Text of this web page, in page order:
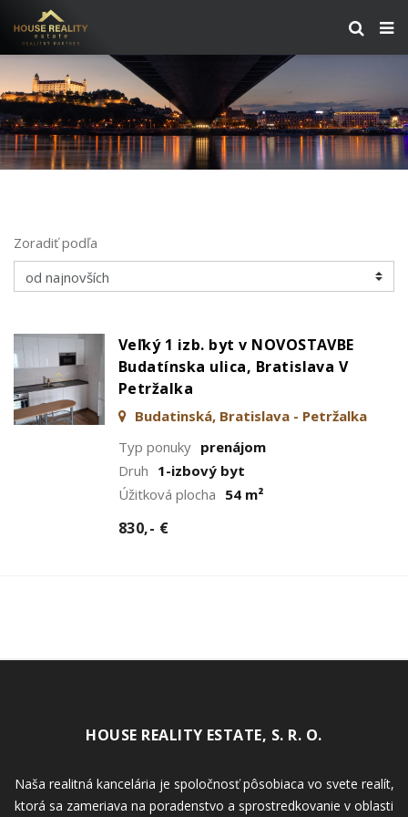
Zoradiť podľa
Veľký 1 izb. byt v NOVOSTAVBE
Budatínska ulica, Bratislava V
Petržalka
Budatinská, Bratislava - Petržalka
Typ ponuky prenájom
Druh 1-izbový byt
Úžitková plocha 54 m²
830,- €
HOUSE REALITY ESTATE, S. R. O.
Naša realitná kancelária je spoločnosť pôsobiaca vo svete realít,
ktorá sa zameriava na poradenstvo a sprostredkovanie v oblasti